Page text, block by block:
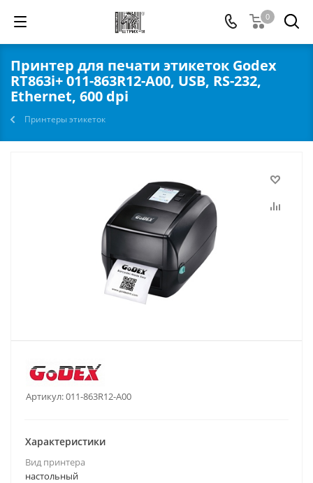
0
Принтер для печати этикеток Godex
RT863i+ 011-863R12-A00, USB, RS-232,
Ethernet, 600 dpi
Принтеры этикеток
Артикул:011-863R12-A00
Характеристики
Вид принтера
настольный